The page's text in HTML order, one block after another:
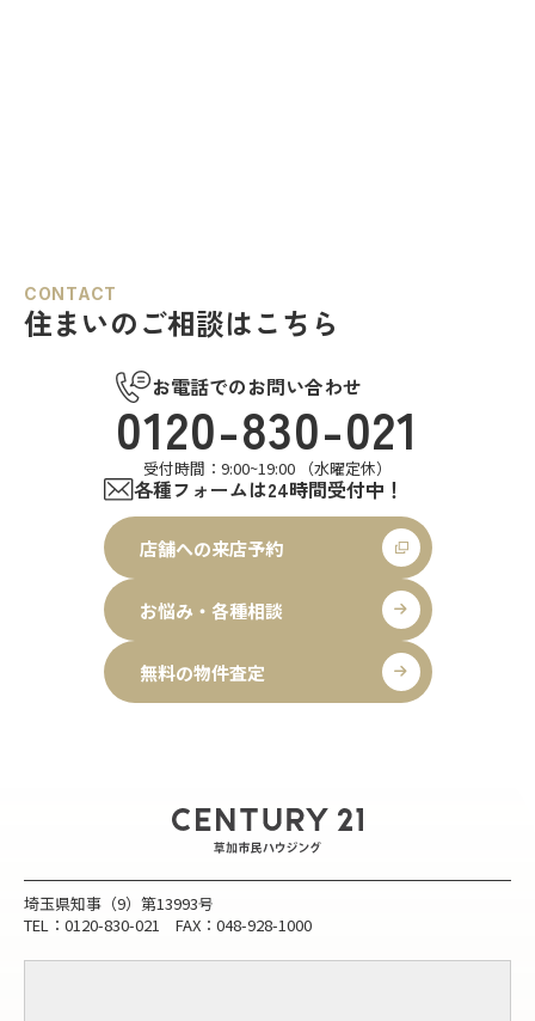
CONTACT
住まいのご相談はこちら
お電話でのお問い合わせ
0120-830-021
受付時間：9:00~19:00 （水曜定休）
各種フォームは24時間受付中！
店舗への来店予約
お悩み・各種相談
無料の物件査定
埼玉県知事（9）第13993号
TEL：0120-830-021 FAX：048-928-1000